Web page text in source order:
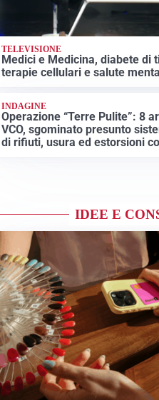
TELEVISIONE
Medici e Medicina, diabete di
terapie cellulari e salute
INDAGINE
Operazione “Terre Pulite”: 8
VCO, sgominato presunto
di rifiuti, usura ed estorsioni
IDEE E